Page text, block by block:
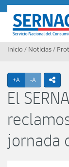
Contenido principal
SERNAC
Inicio / Noticias/
+A Agrandar texto
-A Achicar texto
El
jornada